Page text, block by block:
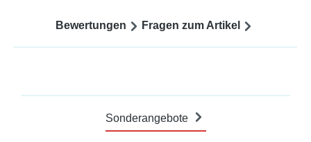
Bewertungen Fragen zum Artikel
Sonderangebote